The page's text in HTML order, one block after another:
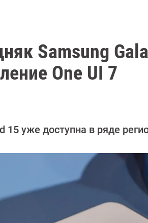
Samsung
One UI 7
15 уже доступна в ряде